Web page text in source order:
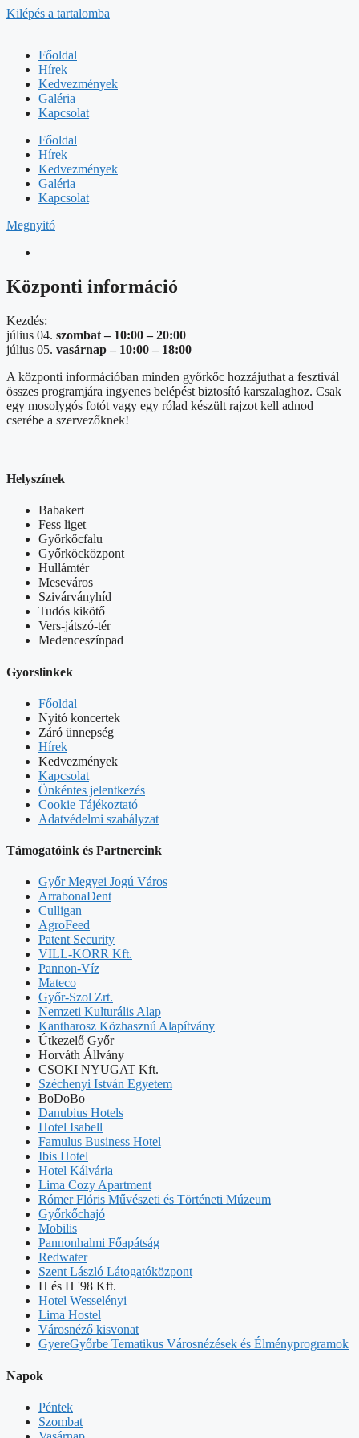
Kilépés a tartalomba
Főoldal
Hírek
Kedvezmények
Galéria
Kapcsolat
Főoldal
Hírek
Kedvezmények
Galéria
Kapcsolat
Megnyitó
Központi információ
Kezdés:
július 04. szombat – 10:00–20:00
július 05. vasárnap – 10:00– 18:00
A központi információban minden győrkőc hozzájuthat a fesztivál
összes programjára ingyenes belépést biztosító karszalaghoz. Csak
egy mosolygós fotót vagy egy rólad készült rajzot kell adnod
cserébe a szervezőknek!
Helyszínek
Babakert
Fess liget
Győrkőcfalu
Győrköcközpont
Hullámtér
Meseváros
Szivárványhíd
Tudós kikötő
Vers-játszó-tér
Medenceszínpad
Gyorslinkek
Főoldal
Nyitó koncertek
Záró ünnepség
Hírek
Kedvezmények
Kapcsolat
Önkéntes jelentkezés
Cookie Tájékoztató
Adatvédelmi szabályzat
Támogatóink és Partnereink
Győr Megyei Jogú Város
ArrabonaDent
Culligan
AgroFeed
Patent Security
VILL-KORR Kft.
Pannon-Víz
Mateco
Győr-Szol Zrt.
Nemzeti Kulturális Alap
Kantharosz Közhasznú Alapítvány
Útkezelő Győr
Horváth Állvány
CSOKI NYUGAT Kft.
Széchenyi István Egyetem
BoDoBo
Danubius Hotels
Hotel Isabell
Famulus Business Hotel
Ibis Hotel
Hotel Kálvária
Lima Cozy Apartment
Rómer Flóris Művészeti és Történeti Múzeum
Győrkőchajó
Mobilis
Pannonhalmi Főapátság
Redwater
Szent László Látogatóközpont
H és H '98 Kft.
Hotel Wesselényi
Lima Hostel
Városnéző kisvonat
GyereGyőrbe Tematikus Városnézések és Élményprogramok
Napok
Péntek
Szombat